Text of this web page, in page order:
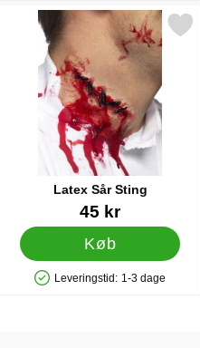
Latex Sår Sting
Varenr 1201645 kr
Køb
Produkttilgængelighed: På lager
Leveringstid: 1-3 dage
Markér latex Sår